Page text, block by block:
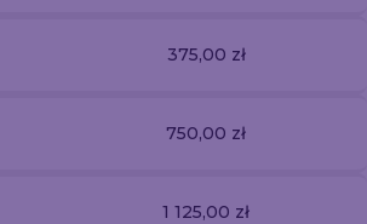
375,00 zł
750,00 zł
1 125,00 zł